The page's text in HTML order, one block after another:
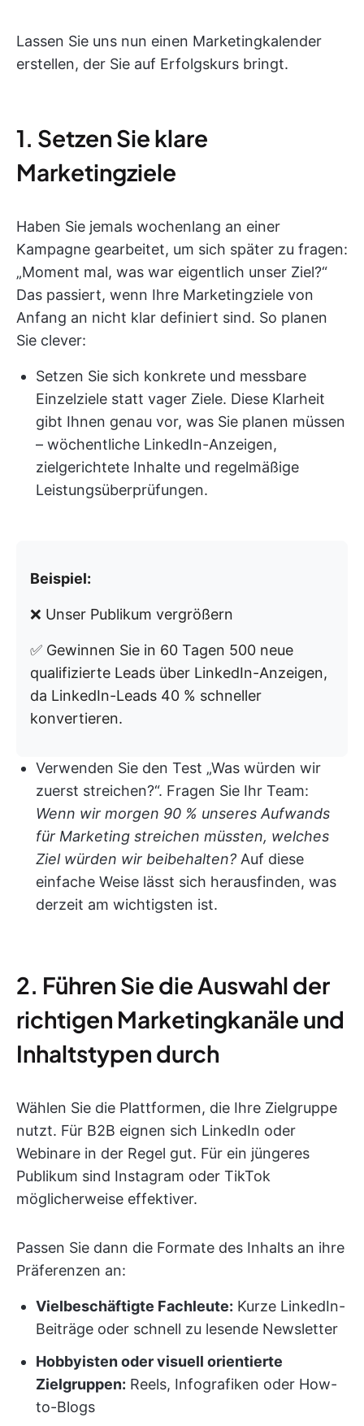
Lassen Sie uns nun einen Marketingkalender
erstellen, der Sie auf Erfolgskurs bringt.
1. Setzen Sie klare
Marketingziele
Haben Sie jemals wochenlang an einer
Kampagne gearbeitet, um sich später zu fragen:
„Moment mal, was war eigentlich unser Ziel?“
Das passiert, wenn Ihre Marketingziele von
Anfang an nicht klar definiert sind. So planen
Sie clever:
Setzen Sie sich konkrete und messbare
Einzelziele statt vager Ziele. Diese Klarheit
gibt Ihnen genau vor, was Sie planen müssen
– wöchentliche LinkedIn-Anzeigen,
zielgerichtete Inhalte und regelmäßige
Leistungsüberprüfungen.
Beispiel:
❌ Unser Publikum vergrößern
✅ Gewinnen Sie in 60 Tagen 500 neue
qualifizierte Leads über LinkedIn-Anzeigen,
da LinkedIn-Leads 40 % schneller
konvertieren.
Verwenden Sie den Test „Was würden wir
zuerst streichen?“. Fragen Sie Ihr Team:
Wenn wir morgen 90 % unseres Aufwands
für Marketing streichen müssten, welches
Ziel würden wir beibehalten? Auf diese
einfache Weise lässt sich herausfinden, was
derzeit am wichtigsten ist.
2. Führen Sie die Auswahl der
richtigen Marketingkanäle und
Inhaltstypen durch
Wählen Sie die Plattformen, die Ihre Zielgruppe
nutzt. Für B2B eignen sich LinkedIn oder
Webinare in der Regel gut. Für ein jüngeres
Publikum sind Instagram oder TikTok
möglicherweise effektiver.
Passen Sie dann die Formate des Inhalts an ihre
Präferenzen an:
Vielbeschäftigte Fachleute: Kurze LinkedIn-
Beiträge oder schnell zu lesende Newsletter
Hobbyisten oder visuell orientierte
Zielgruppen: Reels, Infografiken oder How-
to-Blogs